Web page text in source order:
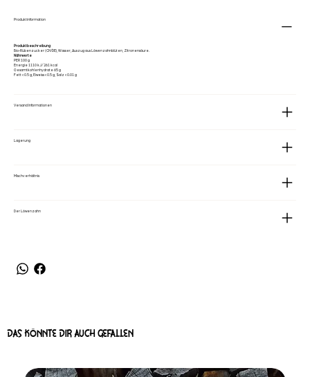
Produktinformation
Produktbeschreibung
Bio-Rübenzucker (CH/DE), Wasser, Auszug aus Löwenzahnblüten, Zitronensäure.
Nährwerte
PER 100 g
Energie 1110 kJ/ 261 kcal
Gesamtkohlenhydrate 65 g
Fett <0.5 g, Eiweiss <0.5 g, Salz <0.01 g
Versand Informationen
Lagerung
Mischverhältnis
Der Löwenzahn
DAS KÖNNTE DIR AUCH GEFALLEN